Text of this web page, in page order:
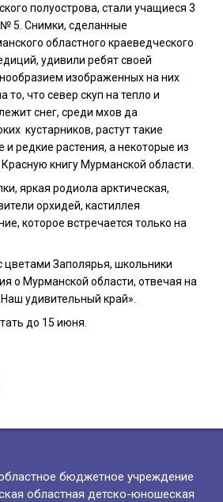
полуострова, стали учащиеся 3
5. Снимки, сделанные
областного краеведческого
удивили ребят своей
изображенных на них
то, что север скуп на тепло и
снег, среди мхов да
кустарников, растут такие
и редкие растения, а некоторые из
книгу Мурманской области.
яркая родиола арктическая,
орхидей, кастиллея
которое встречается только на
цветами Заполярья, школьники
о Мурманской области, отвечая на
удивительный край».
до 15 июня.
бюджетное учреждение
областная детско-юношеская